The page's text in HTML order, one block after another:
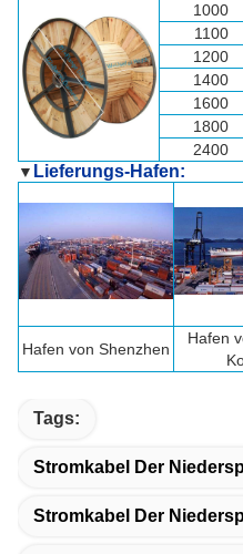
1000
1100
1200
1400
1600
1800
2400
▼ Lieferungs-Hafen:
Hafen von Shenzhen
Hafen
Tags:
Stromkabel Der
Stromkabel Der